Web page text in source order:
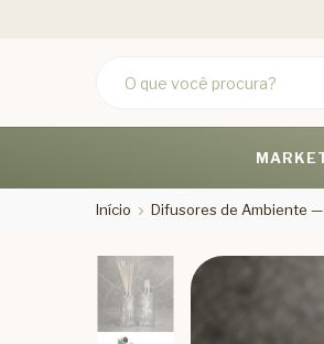
Início Difusores de Ambiente